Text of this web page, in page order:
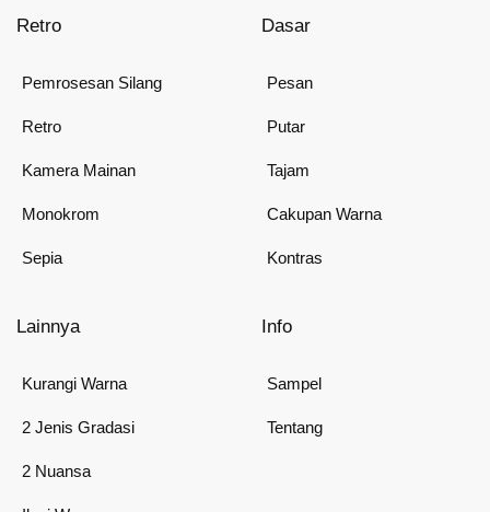
Retro
Pemrosesan Silang
Retro
Kamera Mainan
Monokrom
Sepia
Dasar
Pesan
Putar
Tajam
Cakupan Warna
Kontras
Lainnya
Kurangi Warna
2 Jenis Gradasi
2 Nuansa
Info
Sampel
Tentang